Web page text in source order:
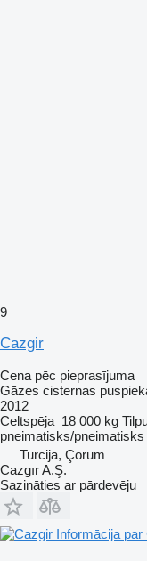
9
Cazgir
Cena pēc pieprasījuma
Gāzes cisternas
2012
Celtspēja 18 000 kg
pneimatisks/pneimatisks
Turcija, Çorum
Cazgır A.Ş.
Sazināties ar pārdevēju
Informācija par